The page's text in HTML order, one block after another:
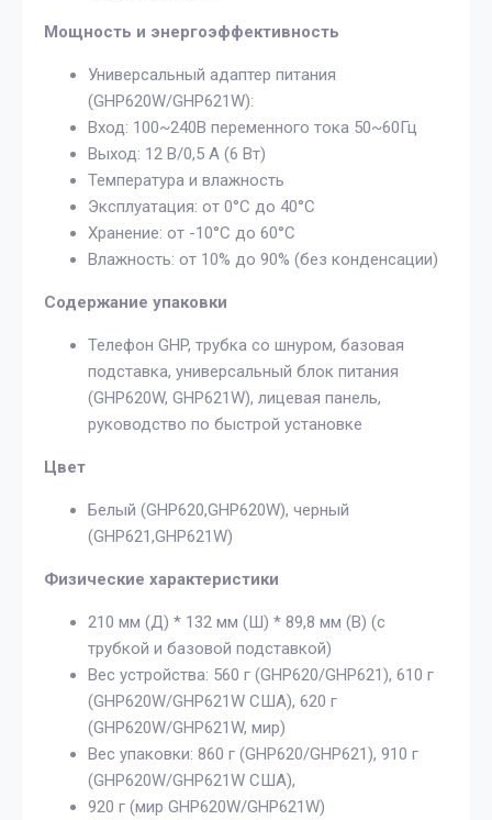
Мощность и энергоэффективность
Универсальный адаптер питания
(GHP620W/GHP621W):
Вход: 100~240В переменного тока 50~60Гц
Выход: 12 В/0,5 А (6 Вт)
Температура и влажность
Эксплуатация: от 0°C до 40°C
Хранение: от -10°C до 60°C
Влажность: от 10% до 90% (без конденсации)
Содержание упаковки
Телефон GHP, трубка со шнуром, базовая
подставка, универсальный блок питания
(GHP620W, GHP621W), лицевая панель,
руководство по быстрой установке
Цвет
Белый (GHP620,GHP620W), черный
(GHP621,GHP621W)
Физические характеристики
210 мм (Д) * 132 мм (Ш) * 89,8 мм (В) (с
трубкой и базовой подставкой)
Вес устройства: 560 г (GHP620/GHP621), 610 г
(GHP620W/GHP621W США), 620 г
(GHP620W/GHP621W, мир)
Вес упаковки: 860 г (GHP620/GHP621), 910 г
(GHP620W/GHP621W США),
920 г (мир GHP620W/GHP621W)